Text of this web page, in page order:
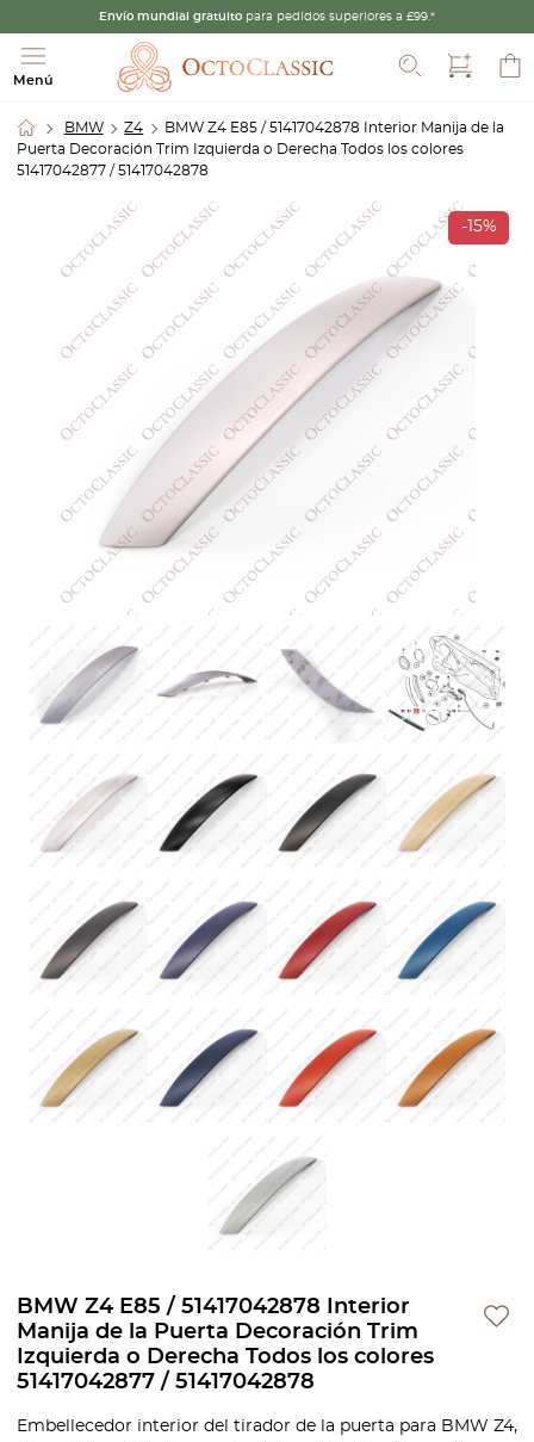
Envío mundial gratuito para pedidos superiores a £99.*
Menú
BMW Z4
BMW Z4 E85 / 51417042878 Interior Manija de la
Puerta Decoración Trim Izquierda o Derecha Todos los colores
51417042877 / 51417042878
-15%
BMW Z4 E85 / 51417042878 Interior
Manija de la Puerta Decoración Trim
Izquierda o Derecha Todos los colores
51417042877 / 51417042878
Embellecedor interior del tirador de la puerta para BMW Z4,